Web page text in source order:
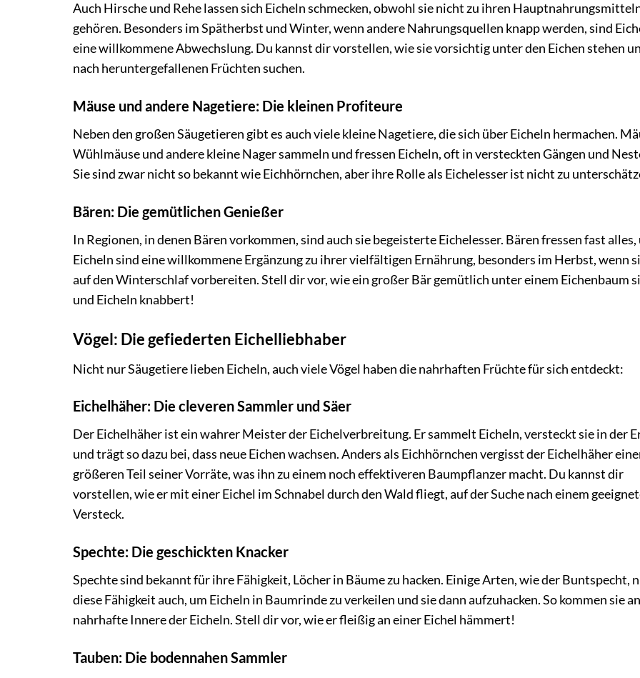
Auch Hirsche und Rehe lassen sich Eicheln schmecken, obwohl sie nicht zu ihren
gehören. Besonders im Spätherbst und Winter, wenn andere Nahrungsquellen knapp werden, sind
eine willkommene Abwechslung. Du kannst dir vorstellen, wie sie vorsichtig unter den Eichen stehen
nach heruntergefallenen Früchten suchen.
Mäuse und andere Nagetiere: Die kleinen Profiteure
Neben den großen Säugetieren gibt es auch viele kleine Nagetiere, die sich über Eicheln hermachen.
Wühlmäuse und andere kleine Nager sammeln und fressen Eicheln, oft in versteckten Gängen und
Sie sind zwar nicht so bekannt wie Eichhörnchen, aber ihre Rolle als Eichelesser ist nicht zu
Bären: Die gemütlichen Genießer
In Regionen, in denen Bären vorkommen, sind auch sie begeisterte Eichelesser. Bären fressen fast alles,
Eicheln sind eine willkommene Ergänzung zu ihrer vielfältigen Ernährung, besonders im Herbst, wenn
auf den Winterschlaf vorbereiten. Stell dir vor, wie ein großer Bär gemütlich unter einem Eichenbaum
und Eicheln knabbert!
Vögel: Die gefiederten Eichelliebhaber
Nicht nur Säugetiere lieben Eicheln, auch viele Vögel haben die nahrhaften Früchte für sich entdeckt:
Eichelhäher: Die cleveren Sammler und Säer
Der Eichelhäher ist ein wahrer Meister der Eichelverbreitung. Er sammelt Eicheln, versteckt sie in der
und trägt so dazu bei, dass neue Eichen wachsen. Anders als Eichhörnchen vergisst der Eichelhäher
größeren Teil seiner Vorräte, was ihn zu einem noch effektiveren Baumpflanzer macht. Du kannst dir
vorstellen, wie er mit einer Eichel im Schnabel durch den Wald fliegt, auf der Suche nach einem
Versteck.
Spechte: Die geschickten Knacker
Spechte sind bekannt für ihre Fähigkeit, Löcher in Bäume zu hacken. Einige Arten, wie der Buntspecht,
diese Fähigkeit auch, um Eicheln in Baumrinde zu verkeilen und sie dann aufzuhacken. So kommen sie
nahrhafte Innere der Eicheln. Stell dir vor, wie er fleißig an einer Eichel hämmert!
Tauben: Die bodennahen Sammler